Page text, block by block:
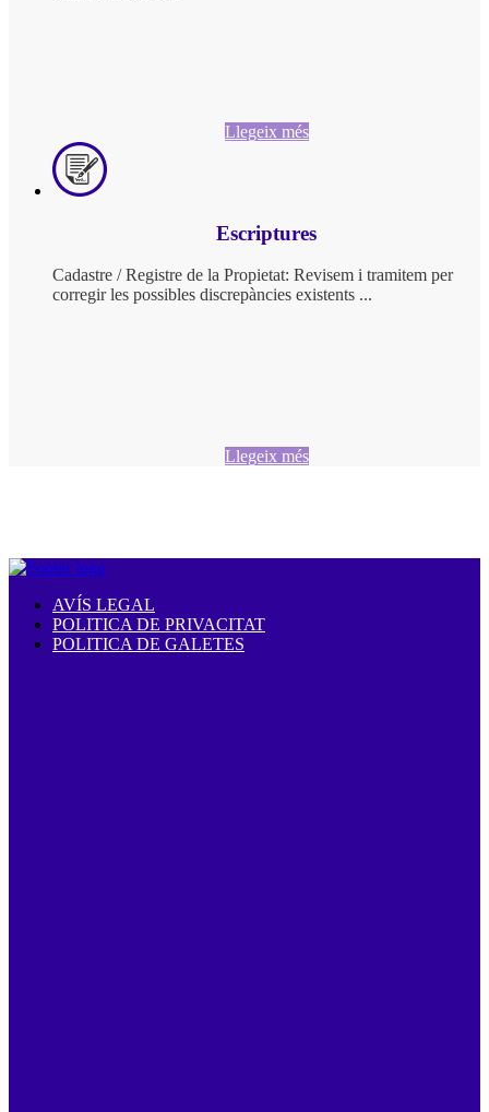
Llegeix més
Escriptures
Cadastre / Registre de la Propietat: Revisem i tramitem per
corregir les possibles discrepàncies existents ...
Llegeix més
AVÍS LEGAL
POLITICA DE PRIVACITAT
POLITICA DE GALETES